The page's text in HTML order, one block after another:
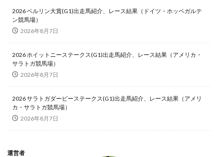
2026 ベルリン大賞(G1)出走馬紹介、レース結果（ドイツ・ホッペガルテ
ン競馬場）
2026年8月7日
2026 ホイットニーステークス(G1)出走馬紹介、レース結果（アメリカ・
サラトガ競馬場）
2026年8月7日
2026 サラトガダービーステークス(G1)出走馬紹介、レース結果（アメリ
カ・サラトガ競馬場）
2026年8月7日
運営者